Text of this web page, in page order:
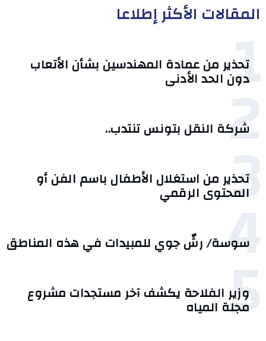
المقالات الأكثر إطلاعا
1
تحذير من عمادة المهندسين بشأن الأتعاب
دون الحد الأدنى
2
شركة النقل بتونس تنتدب..
3
تحذير من استغلال الأطفال باسم الفن أو
المحتوى الرقمي
4
سوسة/ رشّ جوي للمبيدات في هذه المناطق
5
وزير الفلاحة يكشف آخر مستجدات مشروع
مجلة المياه